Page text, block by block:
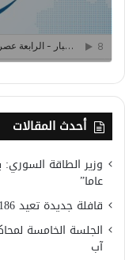
أحدث المقالات
عاما”
قافلة جديدة تعيد 186 عائلة من مخيمات الشمال إلى ريف حماة
آب